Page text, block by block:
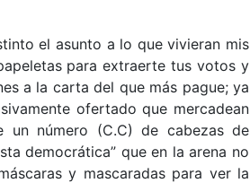
el asunto a lo que vivieran mis
para extraerte tus votos y
a la carta del que más pague; ya
ofertado que mercadean
un número (C.C) de cabezas de
democrática” que en la arena no
y mascaradas para ver la